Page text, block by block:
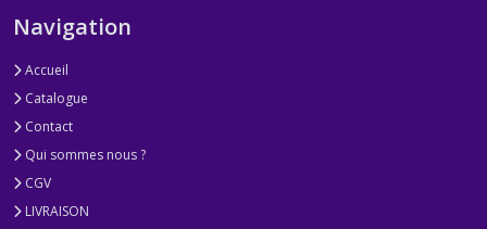
Navigation
Accueil
Catalogue
Contact
Qui sommes nous ?
CGV
LIVRAISON